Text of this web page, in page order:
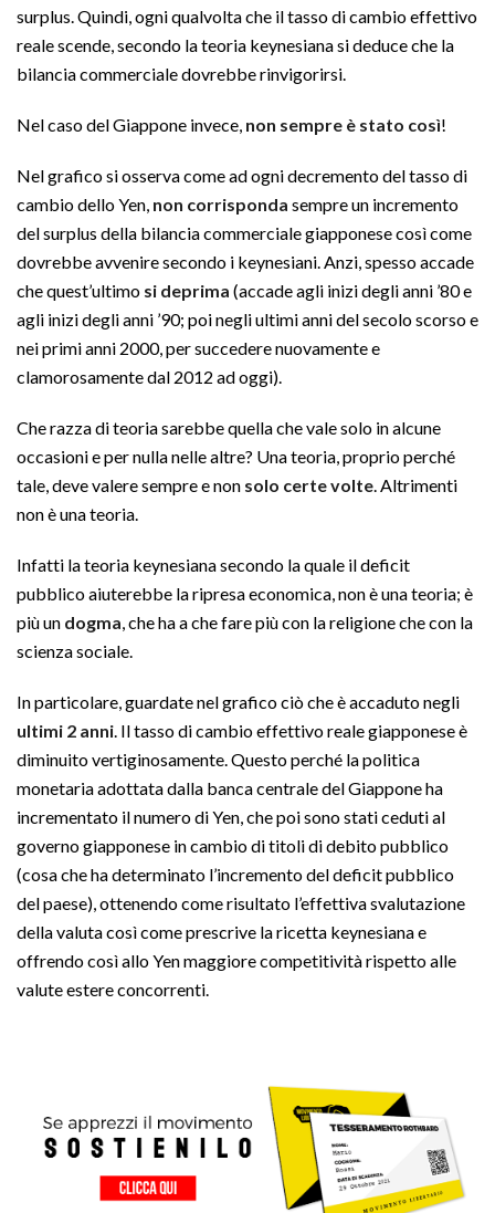
surplus. Quindi, ogni qualvolta che il tasso di cambio effettivo
reale scende, secondo la teoria keynesiana si deduce che la
bilancia commerciale dovrebbe rinvigorirsi.
Nel caso del Giappone invece, non sempre è stato così!
Nel grafico si osserva come ad ogni decremento del tasso di
cambio dello Yen, non corrisponda sempre un incremento
del surplus della bilancia commerciale giapponese così come
dovrebbe avvenire secondo i keynesiani. Anzi, spesso accade
che quest’ultimo si deprima (accade agli inizi degli anni ’80 e
agli inizi degli anni ’90; poi negli ultimi anni del secolo scorso e
nei primi anni 2000, per succedere nuovamente e
clamorosamente dal 2012 ad oggi).
Che razza di teoria sarebbe quella che vale solo in alcune
occasioni e per nulla nelle altre? Una teoria, proprio perché
tale, deve valere sempre e non solo certe volte. Altrimenti
non è una teoria.
Infatti la teoria keynesiana secondo la quale il deficit
pubblico aiuterebbe la ripresa economica, non è una teoria; è
più un dogma, che ha a che fare più con la religione che con la
scienza sociale.
In particolare, guardate nel grafico ciò che è accaduto negli
ultimi 2 anni. Il tasso di cambio effettivo reale giapponese è
diminuito vertiginosamente. Questo perché la politica
monetaria adottata dalla banca centrale del Giappone ha
incrementato il numero di Yen, che poi sono stati ceduti al
governo giapponese in cambio di titoli di debito pubblico
(cosa che ha determinato l’incremento del deficit pubblico
del paese), ottenendo come risultato l’effettiva svalutazione
della valuta così come prescrive la ricetta keynesiana e
offrendo così allo Yen maggiore competitività rispetto alle
valute estere concorrenti.